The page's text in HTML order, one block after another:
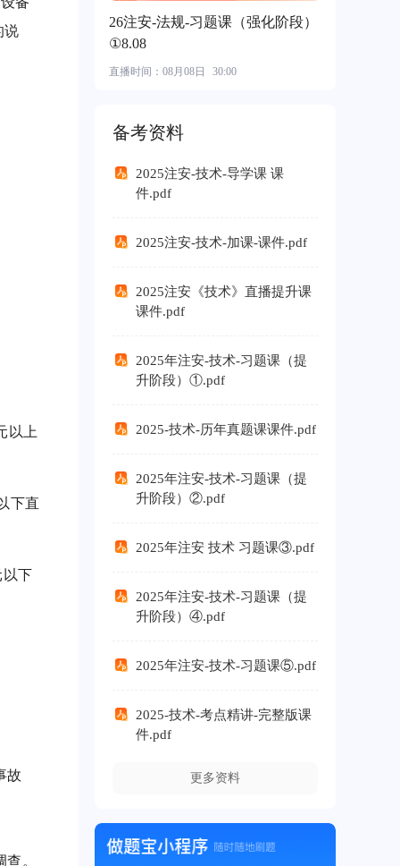
说
以上
下直
以下
故
。
2026中级基础班
26注安-法规-习题课（强化阶段）
①8.08
直播时间： 08月08日 30:00
备考资料
2025注安-技术-导学课 课
件.pdf
2025注安-技术-加课-课件.pdf
2025注安《技术》直播提升课
课件.pdf
2025年注安-技术-习题课（提
升阶段）①.pdf
2025-技术-历年真题课课件.pdf
2025年注安-技术-习题课（提
升阶段）②.pdf
2025年注安 技术 习题课③.pdf
2025年注安-技术-习题课（提
升阶段）④.pdf
2025年注安-技术-习题课⑤.pdf
2025-技术-考点精讲-完整版课
件.pdf
更多资料